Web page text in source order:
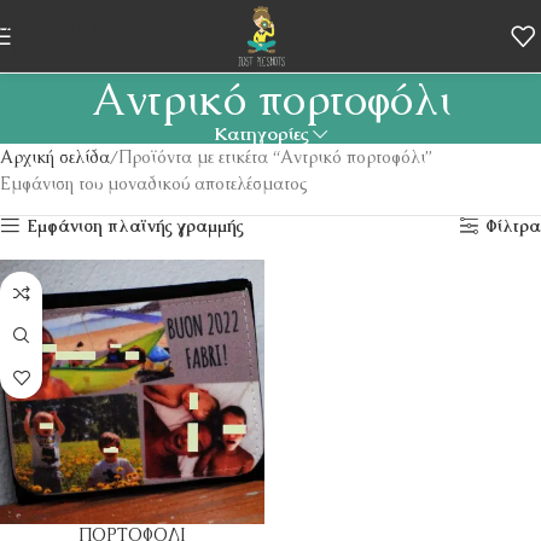
Skip to navigation
Skip to main content
Αντρικό πορτοφόλι
Κατηγορίες
Αρχική σελίδα Προϊόντα με ετικέτα “Αντρικό πορτοφόλι”
Εμφάνιση του μοναδικού αποτελέσματος
Εμφάνιση πλαϊνής γραμμής
Φίλτρα
ΠΟΡΤΟΦΟΛΙ